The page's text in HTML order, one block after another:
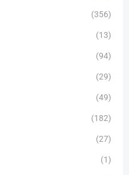
(356)
(13)
(94)
(29)
(49)
(182)
(27)
(1)